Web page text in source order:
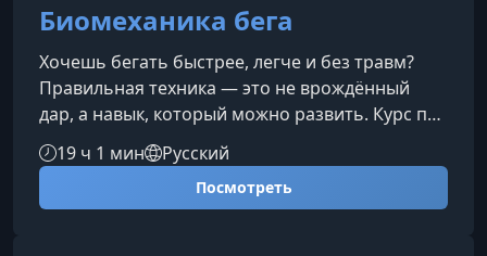
Биомеханика бега
Хочешь бегать быстрее, легче и без травм?
Правильная техника — это не врождённый
дар, а навык, который можно развить. Курс по
биомеханике бега поможет тебе понять, как
работает тело во время движения, и
использовать научный подход для улучшения
19 ч 1 мин Русский
Посмотреть